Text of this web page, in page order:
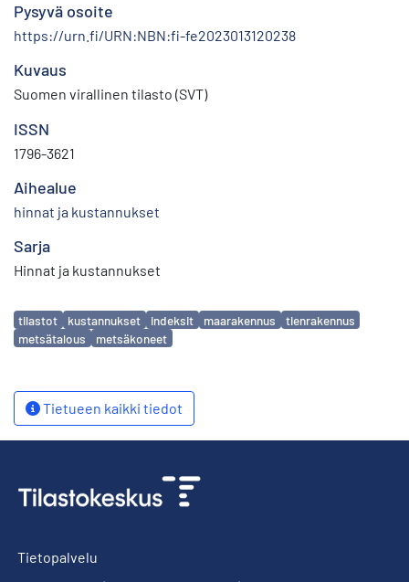
Pysyvä osoite
https://urn.fi/URN:NBN:fi-fe2023013120238
Kuvaus
Suomen virallinen tilasto (SVT)
ISSN
1796-3621
Aihealue
hinnat ja kustannukset
Sarja
Hinnat ja kustannukset
Avainsanat
tilastot kustannukset indeksit maarakennus
tienrakennus
metsätalous
metsäkoneet
Tietueen kaikki tiedot
Tietopalvelu